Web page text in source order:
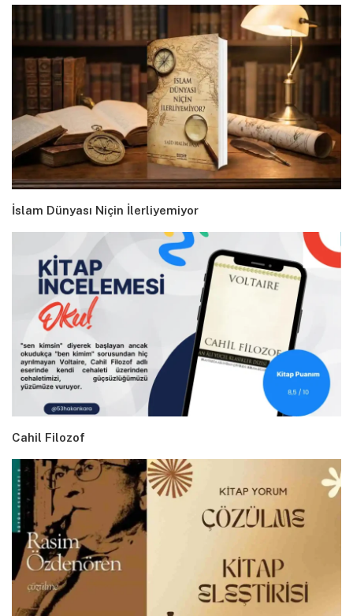
İslam Dünyası Niçin İlerliyemiyor
Cahil Filozof